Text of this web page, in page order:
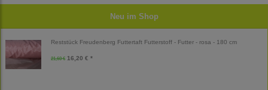
Neu im Shop
Reststück Freudenberg Futtertaft Futterstoff - Futter - rosa - 180 cm
21,60 € 16,20 € *